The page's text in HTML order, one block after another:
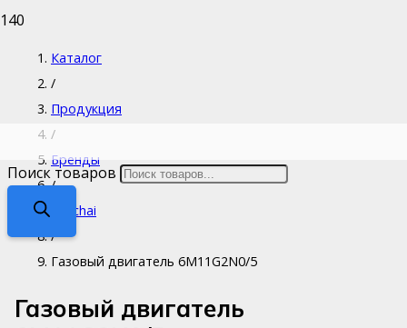
Поиск товаров
Каталог
/
Продукция
/
Бренды
/
Weichai
/
Газовый двигатель 6M11G2N0/5
Газовый двигатель